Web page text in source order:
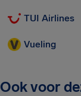
TUI Airlines
Vueling
Ook voor